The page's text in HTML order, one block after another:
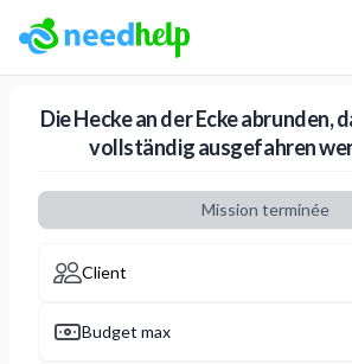
Die Hecke an der Ecke abrunden,
vollständig ausgefahren
Mission terminée
Client
Budget max
NeedHelp : site de jobbing et de